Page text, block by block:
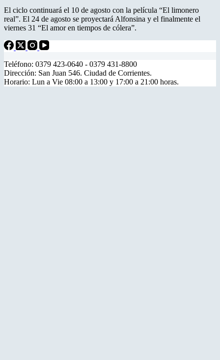
El ciclo continuará el 10 de agosto con la película “El limonero
real”. El 24 de agosto se proyectará Alfonsina y el finalmente el
viernes 31 “El amor en tiempos de cólera”.
Teléfono: 0379 423-0640 - 0379 431-8800
Dirección: San Juan 546. Ciudad de Corrientes.
Horario: Lun a Vie 08:00 a 13:00 y 17:00 a 21:00 horas.